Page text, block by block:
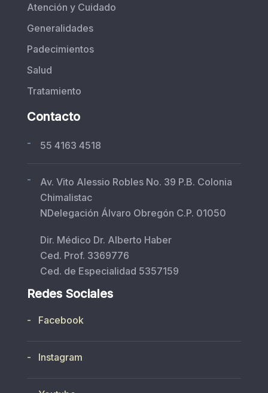
Atención y Cuidado
Generalidades
Padecimientos
Salud
Tratamiento
Contacto
- 55 4163 4518
-
Av. Vito Alessio Robles No. 39 P.B. Colonia
Chimalistac
NDelegación Álvaro Obregón C.P. 01050
Dir. Médico Dr. Alberto Haber
Ced. Prof. 3369776
Ced. de Especialidad 5357159
Redes Sociales
- Facebook
- Instagram